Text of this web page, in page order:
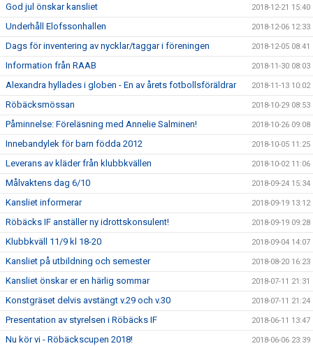
God jul önskar kansliet 2018-12-21 15:40
Underhåll Elofssonhallen 2018-12-06 12:33
Dags för inventering av nycklar/taggar i föreningen 2018-12-05 08:41
Information från RAAB 2018-11-30 08:03
Alexandra hyllades i globen - En av årets fotbollsföräldrar 2018-11-13 10:02
Röbäcksmössan 2018-10-29 08:53
Påminnelse: Föreläsning med Annelie Salminen! 2018-10-26 09:08
Innebandylek för barn födda 2012 2018-10-05 11:25
Leverans av kläder från klubbkvällen 2018-10-02 11:06
Målvaktens dag 6/10 2018-09-24 15:34
Kansliet informerar 2018-09-19 13:12
Röbäcks IF anställer ny idrottskonsulent! 2018-09-19 09:28
Klubbkväll 11/9 kl 18-20 2018-09-04 14:07
Kansliet på utbildning och semester 2018-08-20 16:23
Kansliet önskar er en härlig sommar 2018-07-11 21:31
Konstgräset delvis avstängt v.29 och v.30 2018-07-11 21:24
Presentation av styrelsen i Röbäcks IF 2018-06-11 13:47
Nu kör vi - Röbäckscupen 2018! 2018-06-06 23:39